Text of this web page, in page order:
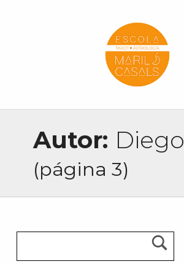
Autor: Diego
(página 3)